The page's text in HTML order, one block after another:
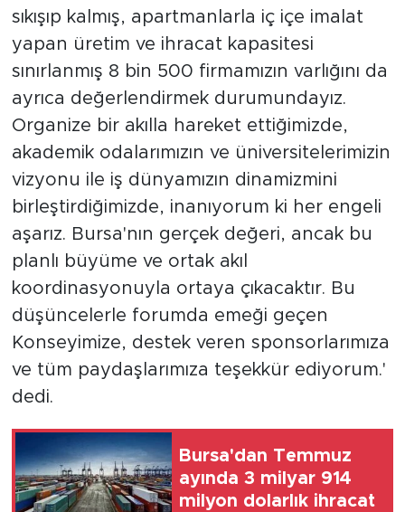
sıkışıp kalmış, apartmanlarla iç içe imalat
yapan üretim ve ihracat kapasitesi
sınırlanmış 8 bin 500 firmamızın varlığını da
ayrıca değerlendirmek durumundayız.
Organize bir akılla hareket ettiğimizde,
akademik odalarımızın ve üniversitelerimizin
vizyonu ile iş dünyamızın dinamizmini
birleştirdiğimizde, inanıyorum ki her engeli
aşarız. Bursa'nın gerçek değeri, ancak bu
planlı büyüme ve ortak akıl
koordinasyonuyla ortaya çıkacaktır. Bu
düşüncelerle forumda emeği geçen
Konseyimize, destek veren sponsorlarımıza
ve tüm paydaşlarımıza teşekkür ediyorum.'
dedi.
Bursa'dan Temmuz
ayında 3 milyar 914
milyon dolarlık ihracat